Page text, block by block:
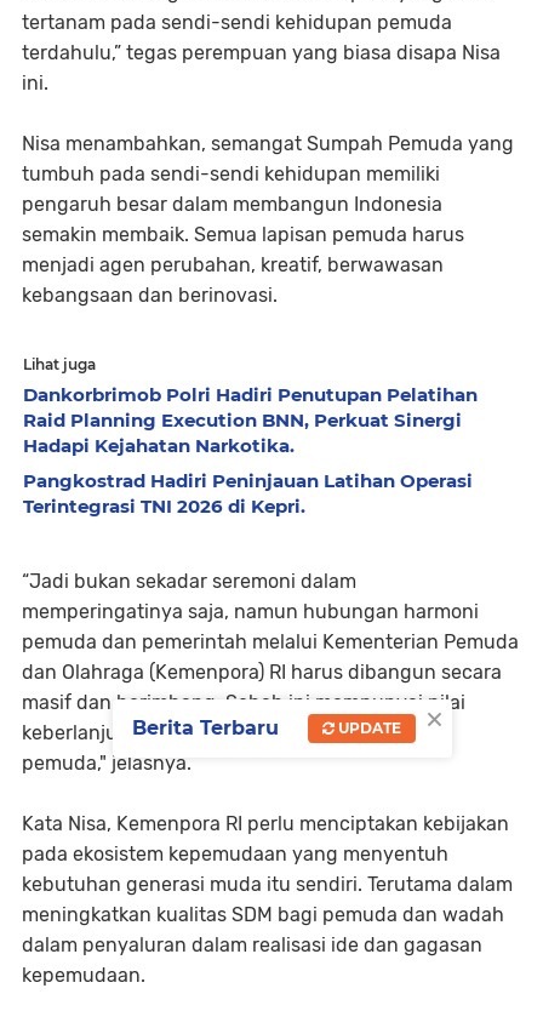
tertanam pada sendi-sendi kehidupan pemuda
terdahulu,” tegas perempuan yang biasa disapa Nisa
ini.
Nisa menambahkan, semangat Sumpah Pemuda yang
tumbuh pada sendi-sendi kehidupan memiliki
pengaruh besar dalam membangun Indonesia
semakin membaik. Semua lapisan pemuda harus
menjadi agen perubahan, kreatif, berwawasan
kebangsaan dan berinovasi.
Lihat juga
Dankorbrimob Polri Hadiri Penutupan Pelatihan
Raid Planning Execution BNN, Perkuat Sinergi
Hadapi Kejahatan Narkotika.
Pangkostrad Hadiri Peninjauan Latihan Operasi
Terintegrasi TNI 2026 di Kepri.
“Jadi bukan sekadar seremoni dalam
memperingatinya saja, namun hubungan harmoni
pemuda dan pemerintah melalui Kementerian Pemuda
dan Olahraga (Kemenpora) RI harus dibangun secara
masif dan berimbang. Sebab ini mempunyai nilai
keberlanjutan, keadilan dan kesejahteraan bagi
pemuda," jelasnya.
Kata Nisa, Kemenpora RI perlu menciptakan kebijakan
pada ekosistem kepemudaan yang menyentuh
kebutuhan generasi muda itu sendiri. Terutama dalam
meningkatkan kualitas SDM bagi pemuda dan wadah
dalam penyaluran dalam realisasi ide dan gagasan
kepemudaan.
×
Berita Terbaru UPDATE